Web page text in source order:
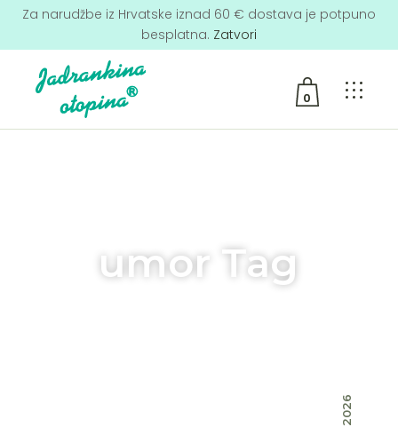
Za narudžbe iz Hrvatske iznad 60 € dostava je potpuno
besplatna. Zatvori
0
umor Tag
2026